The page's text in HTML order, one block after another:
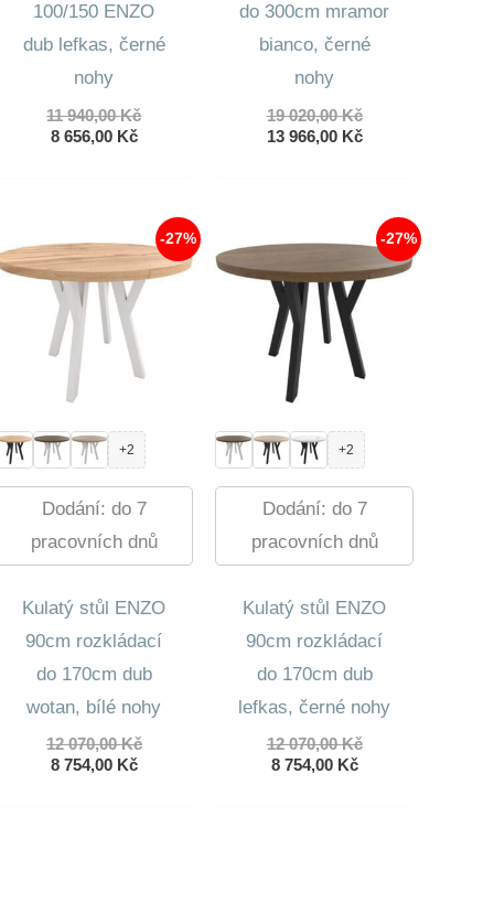
100/150 ENZO
dub lefkas, černé
nohy
11 940,00KčPůvodní
8 656,00 KčAktuální
656,00 Kč.
do 300cm mramor
bianco, černé
nohy
19 020,00KčPůvodní
cena
13 966,00 KčAktuální
966,00 Kč.
-27%
+2
Dodání: do 7
pracovních dnů
Kulatý stůl ENZO
90cm rozkládací
do 170cm dub
wotan, bílé nohy
12 070,00KčPůvodní
8 754,00 KčAktuální
-27%
+2
Dodání: do 7
pracovních dnů
Kulatý stůl ENZO
90cm rozkládací
do 170cm dub
lefkas, černé nohy
12 070,00KčPůvodní
8 754,00 KčAktuální